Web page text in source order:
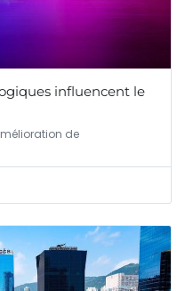
influencent le
de